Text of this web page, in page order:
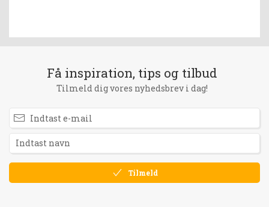
Få inspiration, tips og tilbud
Tilmeld dig vores nyhedsbrev i dag!
Tilmeld